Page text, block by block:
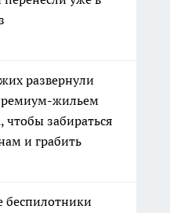
развернули
жильем
чтобы забираться
и грабить
беспилотники